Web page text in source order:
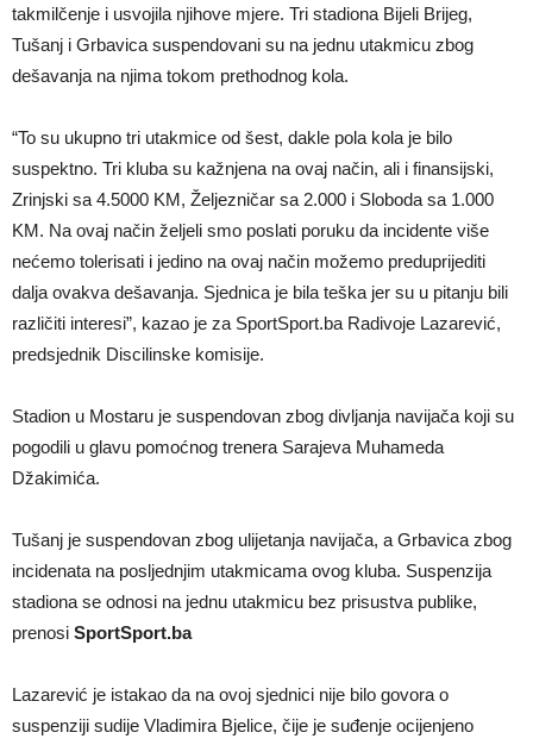
takmilčenje i usvojila njihove mjere. Tri stadiona Bijeli Brijeg,
Tušanj i Grbavica suspendovani su na jednu utakmicu zbog
dešavanja na njima tokom prethodnog kola.
“To su ukupno tri utakmice od šest, dakle pola kola je bilo
suspektno. Tri kluba su kažnjena na ovaj način, ali i finansijski,
Zrinjski sa 4.5000 KM, Željezničar sa 2.000 i Sloboda sa 1.000
KM. Na ovaj način željeli smo poslati poruku da incidente više
nećemo tolerisati i jedino na ovaj način možemo preduprijediti
dalja ovakva dešavanja. Sjednica je bila teška jer su u pitanju bili
različiti interesi”, kazao je za SportSport.ba Radivoje Lazarević,
predsjednik Discilinske komisije.
Stadion u Mostaru je suspendovan zbog divljanja navijača koji su
pogodili u glavu pomoćnog trenera Sarajeva Muhameda
Džakimića.
Tušanj je suspendovan zbog ulijetanja navijača, a Grbavica zbog
incidenata na posljednjim utakmicama ovog kluba. Suspenzija
stadiona se odnosi na jednu utakmicu bez prisustva publike,
prenosi SportSport.ba
Lazarević je istakao da na ovoj sjednici nije bilo govora o
suspenziji sudije Vladimira Bjelice, čije je suđenje ocijenjeno